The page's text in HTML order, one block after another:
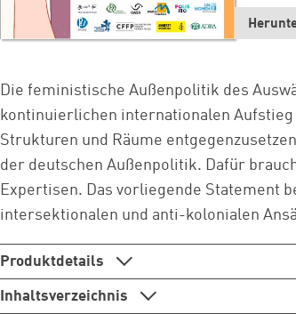
Die feministische Außenpolitik des
kontinuierlichen internationalen
Strukturen und Räume
der deutschen Außenpolitik. Dafür
Expertisen. Das vorliegende Statement
intersektionalen und anti-kolonialen
Produktdetails
Inhaltsverzeichnis